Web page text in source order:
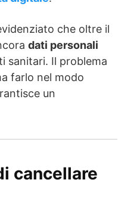
che oltre il
dati personali
sanitari. Il problema
farlo nel modo
un
cancellare